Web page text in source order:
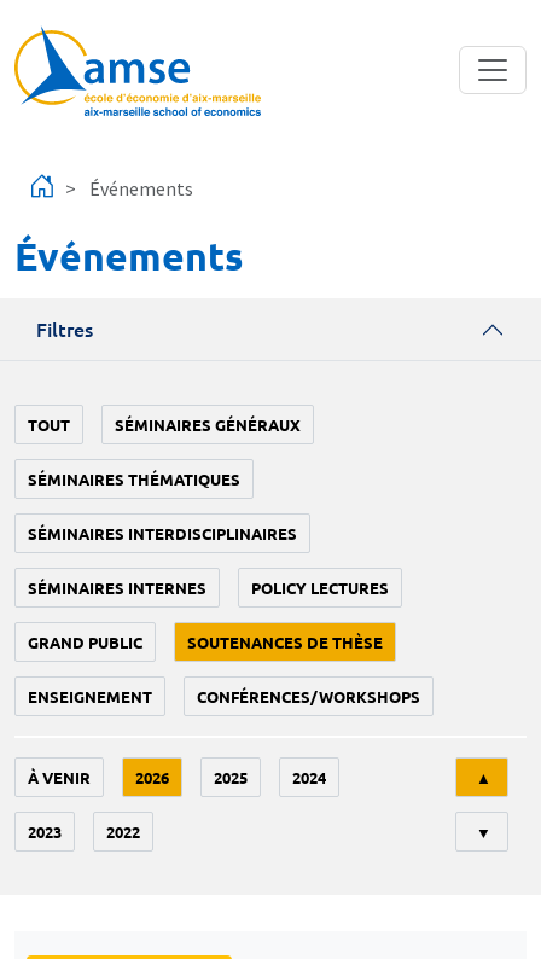
Événements
Événements
Filtres
TOUT SÉMINAIRES GÉNÉRAUX
SÉMINAIRES THÉMATIQUES
SÉMINAIRES INTERDISCIPLINAIRES
SÉMINAIRES INTERNES POLICY LECTURES
GRAND PUBLIC SOUTENANCES DE THÈSE
ENSEIGNEMENT CONFÉRENCES/WORKSHOPS
À VENIR 2026 2025 2024
2023 2022
▲
▼